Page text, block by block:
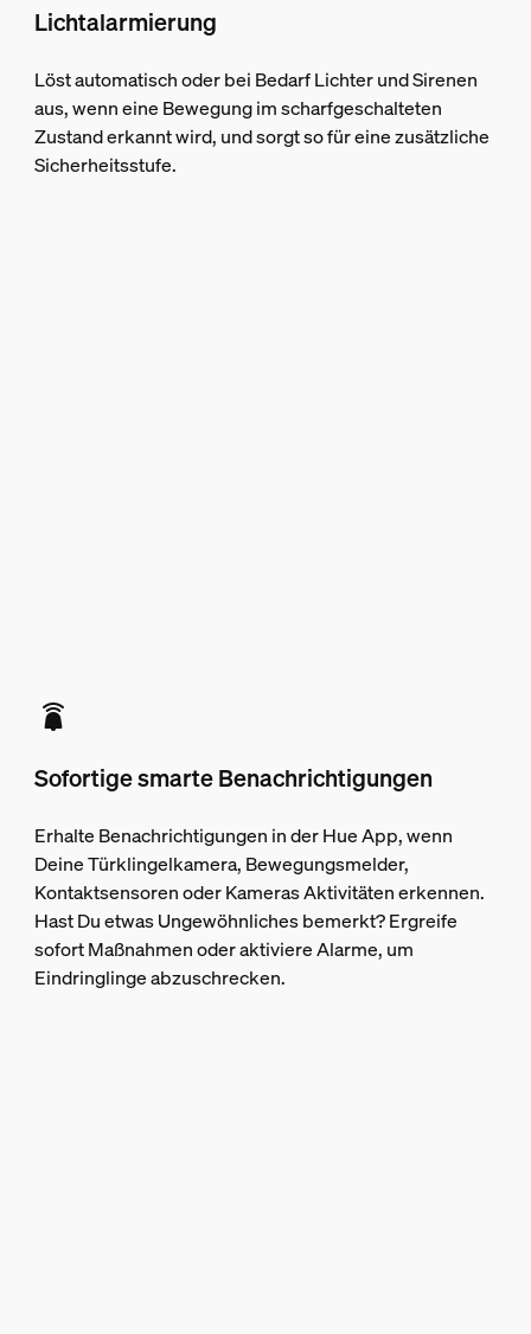
Lichtalarmierung
Löst automatisch oder bei Bedarf Lichter und Sirenen
aus, wenn eine Bewegung im scharfgeschalteten
Zustand erkannt wird, und sorgt so für eine zusätzliche
Sicherheitsstufe.
Sofortige smarte Benachrichtigungen
Erhalte Benachrichtigungen in der Hue App, wenn
Deine Türklingelkamera, Bewegungsmelder,
Kontaktsensoren oder Kameras Aktivitäten erkennen.
Hast Du etwas Ungewöhnliches bemerkt? Ergreife
sofort Maßnahmen oder aktiviere Alarme, um
Eindringlinge abzuschrecken.